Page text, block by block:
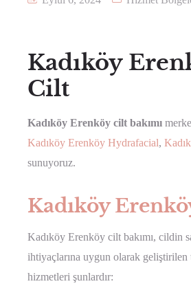
Kadıköy
Cilt
Kadıköy Erenköy cilt bakımı
Kadıköy Erenköy Hydrafacial,
sunuyoruz.
Kadıköy
Kadıköy Erenköy cilt bakımı, cildin
ihtiyaçlarına uygun olarak geliştirilen
hizmetleri şunlardır: